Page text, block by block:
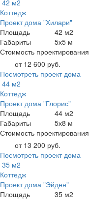
42 м2
Коттедж
Проект дома "Хилари"
Площадь
42 м2
Габариты
5х5 м
Стоимость проектирования
от 12 600 руб.
Посмотреть проект дома
44 м2
Коттедж
Проект дома "Глорис"
Площадь
44 м2
Габариты
5х8 м
Стоимость проектирования
от 13 200 руб.
Посмотреть проект дома
35 м2
Коттедж
Проект дома "Эйден"
Площадь
35 м2